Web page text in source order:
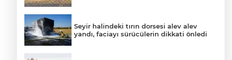
Seyir halindeki tırın dorsesi alev alev
yandı, faciayı sürücülerin dikkati önledi